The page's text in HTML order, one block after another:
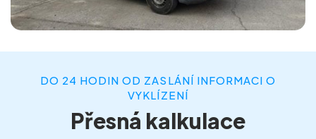
DO 24 HODIN OD ZASLÁNÍ INFORMACI O
VYKLÍZENÍ
Přesná kalkulace